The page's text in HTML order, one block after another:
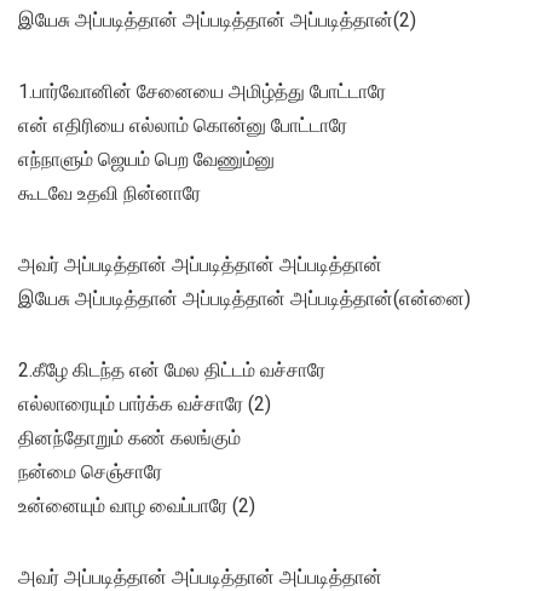
இயேசு அப்படித்தான் அப்படித்தான் அப்படித்தான்(2)
1.பார்வோனின் சேனையை அமிழ்த்து போட்டாரே
என் எதிரியை எல்லாம் கொன்னு போட்டாரே
எந்நாளும் ஜெயம் பெற வேணும்னு
கூடவே உதவி நின்னாரே
அவர் அப்படித்தான் அப்படித்தான் அப்படித்தான்
இயேசு அப்படித்தான் அப்படித்தான் அப்படித்தான்(என்னை)
2.கீழே கிடந்த என் மேல திட்டம் வச்சாரே
எல்லாரையும் பார்க்க வச்சாரே (2)
தினந்தோறும் கண் கலங்கும்
நன்மை செஞ்சாரே
உன்னையும் வாழ வைப்பாரே (2)
அவர் அப்படித்தான் அப்படித்தான் அப்படித்தான்